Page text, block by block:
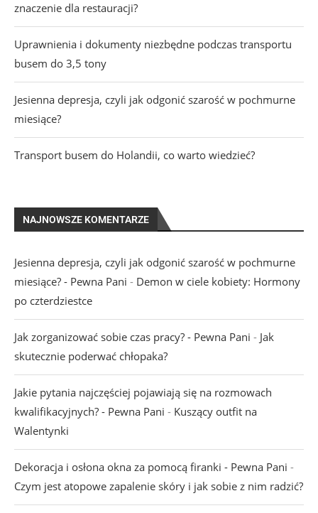
znaczenie dla restauracji?
Uprawnienia i dokumenty niezbędne podczas transportu
busem do 3,5 tony
Jesienna depresja, czyli jak odgonić szarość w pochmurne
miesiące?
Transport busem do Holandii, co warto wiedzieć?
NAJNOWSZE KOMENTARZE
Jesienna depresja, czyli jak odgonić szarość w pochmurne
miesiące? - Pewna Pani - Demon w ciele kobiety: Hormony
po czterdziestce
Jak zorganizować sobie czas pracy? - Pewna Pani - Jak
skutecznie poderwać chłopaka?
Jakie pytania najczęściej pojawiają się na rozmowach
kwalifikacyjnych? - Pewna Pani - Kuszący outfit na
Walentynki
Dekoracja i osłona okna za pomocą firanki - Pewna Pani -
Czym jest atopowe zapalenie skóry i jak sobie z nim radzić?